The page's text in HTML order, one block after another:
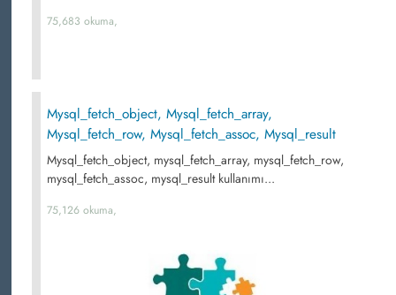
75,683 okuma,
Mysql_fetch_object, Mysql_fetch_array,
Mysql_fetch_row, Mysql_fetch_assoc, Mysql_result
Mysql_fetch_object, mysql_fetch_array, mysql_fetch_row,
mysql_fetch_assoc, mysql_result kullanımı...
75,126 okuma,